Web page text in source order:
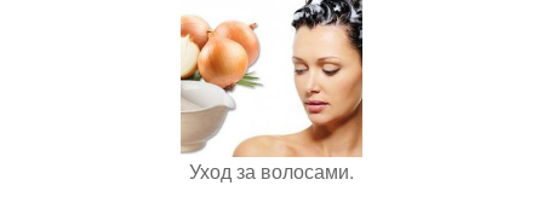
Уход за волосами.